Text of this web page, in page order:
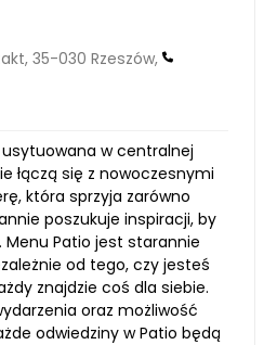
35-030 Rzeszów,
w centralnej
łączą się z nowoczesnymi
która sprzyja zarówno
poszukuje inspiracji, by
Menu Patio jest starannie
od tego, czy jesteś
znajdzie coś dla siebie.
oraz możliwość
odwiedziny w Patio będą